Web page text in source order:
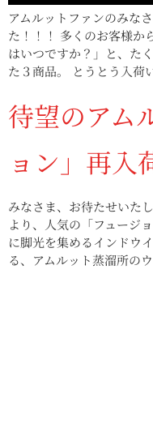
アムルットファンのみな
た！！！ 多くのお客様か
はいつですか？」と、た
た３商品。 とうとう入
待望のアム
ョン」再入
みなさま、お待たせいた
より、人気の「フュージ
に脚光を集めるインドウ
る、アムルット蒸溜所の